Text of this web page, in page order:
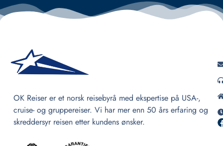
OK Reiser er et norsk reisebyrå med ekspertise på USA-,
cruise- og gruppereiser. Vi har mer enn 50 års erfaring og
skreddersyr reisen etter kundens ønsker.